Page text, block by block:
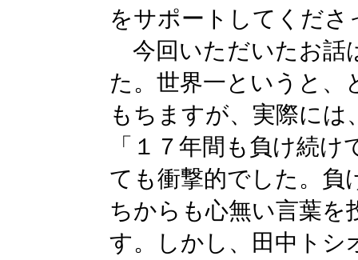
をサポートしてくださ
今回いただいたお話
た。世界一というと
もちますが、実際に
「１７年間も負け続
ても衝撃的でした。負
ちからも心無い言葉
す。しかし、田中トシ